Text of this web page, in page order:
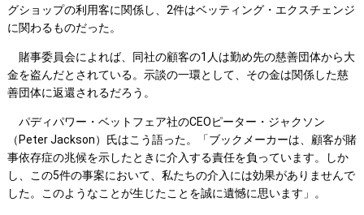
グショップの利用客に関係し、2件はベッティング・エクスチェンジ
に関わるものだった。
賭事委員会によれば、同社の顧客の1人は勤め先の慈善団体から大
金を盗んだとされている。示談の一環として、その金は関係した慈
善団体に返還されるだろう。
パディパワー・ベットフェア社のCEOピーター・ジャクソン
（Peter Jackson）氏はこう語った。「ブックメーカーは、顧客が賭
事依存症の兆候を示したときに介入する責任を負っています。しか
し、この5件の事案において、私たちの介入には効果がありませんで
した。このようなことが生じたことを誠に遺憾に思います」。